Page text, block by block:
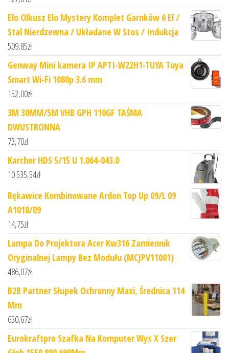
Elo Olkusz Elo Mystery Komplet Garnków 6 El /
Stal Nierdzewna / Układane W Stos / Indukcja
509,85zł
Genway Mini kamera IP APTI-W22H1-TUYA Tuya
Smart Wi-Fi 1080p 3.6 mm
152,00zł
3M 30MM/5M VHB GPH 110GF TAŚMA
DWUSTRONNA
73,70zł
Karcher HDS 5/15 U 1.064-043.0
10 535,54zł
Rękawice Kombinowane Ardon Top Up 09/L 09
A1018/09
14,75zł
Lampa Do Projektora Acer Kw316 Zamiennik
Oryginalnej Lampy Bez Modułu (MCJPV11001)
486,07zł
B2B Partner Słupek Ochronny Maxi, Średnica 114
Mm
650,67zł
Eurokraftpro Szafka Na Komputer Wys X Szer